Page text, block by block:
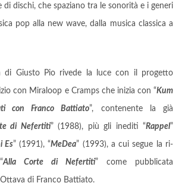
di dischi, che spaziano tra le sonorità e i generi
pop alla new wave, dalla musica classica a
di Giusto Pio rivede la luce con il progetto
con Miraloop e Cramps che inizia con “Kum
con Franco Battiato”, contenente la già
di Nefertiti” (1988), più gli inediti “Rappel”
Es” (1991), “MeDea” (1993), a cui segue la ri-
Alla Corte di Nefertiti” come pubblicata
di Franco Battiato.